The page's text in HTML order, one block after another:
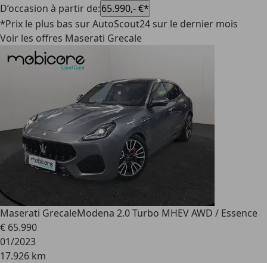
D’occasion à partir de:65.990,- €*
*Prix le plus bas sur AutoScout24 sur le dernier mois
Voir les offres Maserati Grecale
Maserati GrecaleModena 2.0 Turbo MHEV AWD / Essence
€ 65.990
01/2023
17.926 km